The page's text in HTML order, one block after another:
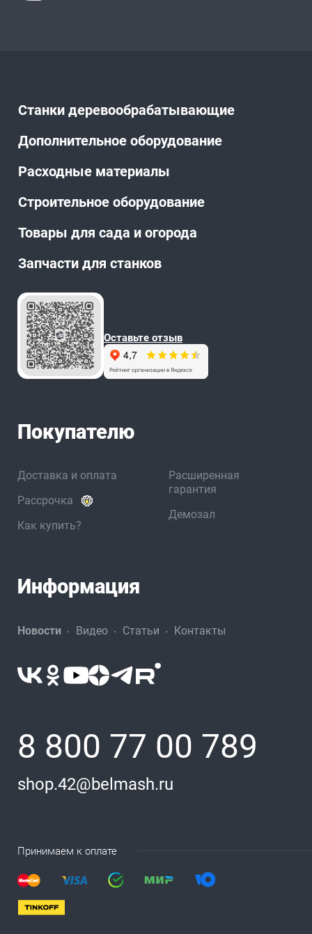
Станки деревообрабатывающие
Дополнительное оборудование
Расходные материалы
Строительное оборудование
Товары для сада и огорода
Запчасти для станков
Оставьте отзыв
Покупателю
Доставка и оплата
Рассрочка
Как купить?
Расширенная
гарантия
Демозал
Информация
Новости Видео Статьи Контакты
8 800 77 00 789
shop.42@belmash.ru
Принимаем к оплате